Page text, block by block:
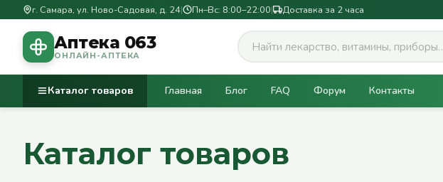
г. Самара, ул. Ново-Садовая, д. 24| Пн–Вс: 8:00–22:00| Доставка за 2 часа
Аптека 063
ОНЛАЙН-АПТЕКА
Каталог товаров Главная Блог FAQ Форум Контакты
Каталог товаров